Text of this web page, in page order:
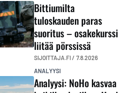
Bittiumilta
tuloskauden paras
suoritus – osakekurssi
liitää pörssissä
SIJOITTAJA.FI / 7.8.2026
ANALYYSI
Analyysi: NoHo kasvaa